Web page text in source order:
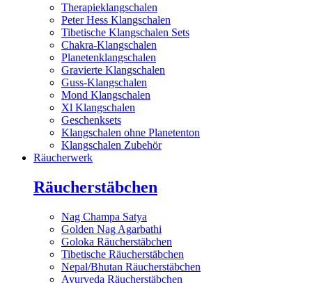
Therapieklangschalen
Peter Hess Klangschalen
Tibetische Klangschalen Sets
Chakra-Klangschalen
Planetenklangschalen
Gravierte Klangschalen
Guss-Klangschalen
Mond Klangschalen
Xl Klangschalen
Geschenksets
Klangschalen ohne Planetenton
Klangschalen Zubehör
Räucherwerk
Räucherstäbchen
Nag Champa Satya
Golden Nag Agarbathi
Goloka Räucherstäbchen
Tibetische Räucherstäbchen
Nepal/Bhutan Räucherstäbchen
Ayurveda Räucherstäbchen